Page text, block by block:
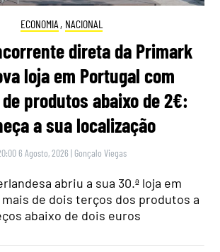
ECONOMIA , NACIONAL
direta da Primark
loja em Portugal com
produtos abaixo de 2€:
a sua localização
6 Agosto, 2026 | Gonçalo Viegas
abriu a sua 30.ª loja em
de dois terços dos produtos a
abaixo de dois euros